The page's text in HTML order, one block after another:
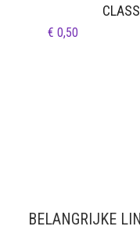
€ 0,50
BELANGRIJKE